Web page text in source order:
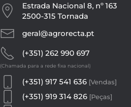
Estrada Nacional 8, nº 163
2500-315 Tornada
geral@agrorecta.pt
(+351) 262 990 697
(Chamada para a rede fixa nacional)
(+351) 917 541 636 [Vendas]
(+351) 919 314 826 [Peças]